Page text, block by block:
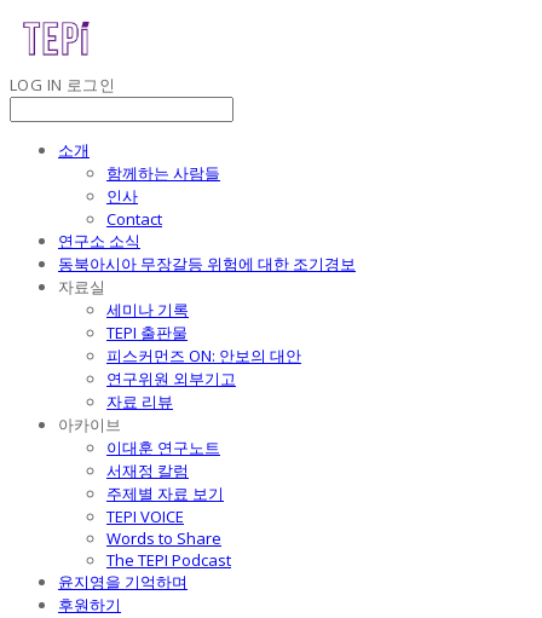
LOG IN 로그인
소개
함께하는 사람들
인사
Contact
연구소 소식
동북아시아 무장갈등 위험에 대한 조기경보
자료실
세미나 기록
TEPI 출판물
피스커먼즈 ON: 안보의 대안
연구위원 외부기고
자료 리뷰
아카이브
이대훈 연구노트
서재정 칼럼
주제별 자료 보기
TEPI VOICE
Words to Share
The TEPI Podcast
윤지영을 기억하며
후원하기